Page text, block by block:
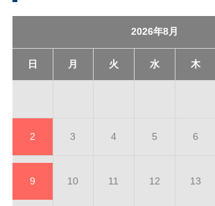
2026年8月
日 月 火 水 木
2 3 4 5 6
9 10 11 12 13